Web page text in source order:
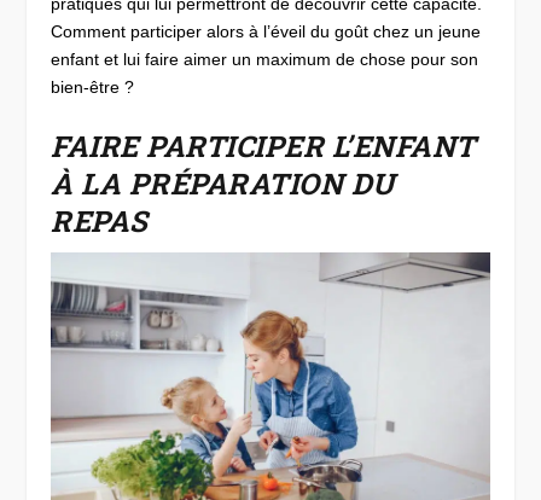
Comment participer alors à l’éveil du goût chez un jeune
enfant et lui faire aimer un maximum de chose pour son
bien-être ?
FAIRE PARTICIPER L’ENFANT
À LA PRÉPARATION DU
REPAS